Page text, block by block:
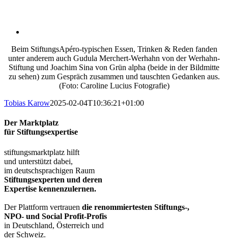
Beim StiftungsApéro-typischen Essen, Trinken & Reden fanden
unter anderem auch Gudula Merchert-Werhahn von der Werhahn-
Stiftung und Joachim Sina von Grün alpha (beide in der Bildmitte
zu sehen) zum Gespräch zusammen und tauschten Gedanken aus.
(Foto: Caroline Lucius Fotografie)
Tobias Karow2025-02-04T10:36:21+01:00
Der Marktplatz
für Stiftungsexpertise
stiftungsmarktplatz hilft
und unterstützt dabei,
im deutschsprachigen Raum
Stiftungsexperten und deren
Expertise kennenzulernen.
Der Plattform vertrauen die renommiertesten Stiftungs-,
NPO- und Social Profit-Profis
in Deutschland, Österreich und
der Schweiz.